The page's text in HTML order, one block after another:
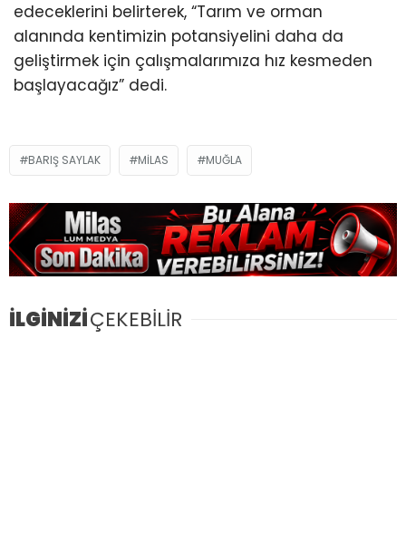
edeceklerini belirterek, “Tarım ve orman
alanında kentimizin potansiyelini daha da
geliştirmek için çalışmalarımıza hız kesmeden
başlayacağız” dedi.
BARIŞ SAYLAK MILAS MUĞLA
İLGİNİZİÇEKEBİLİR